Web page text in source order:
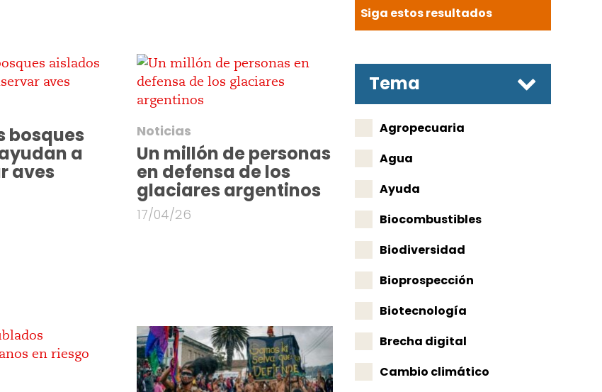
bosques
a
aves
Noticias
Un millón de personas
en defensa de los
glaciares argentinos
17/04/26
Siga estos resultados
Tema
Agropecuaria
Agua
Ayuda
Biocombustibles
Biodiversidad
Bioprospección
Biotecnología
Brecha digital
Cambio climático